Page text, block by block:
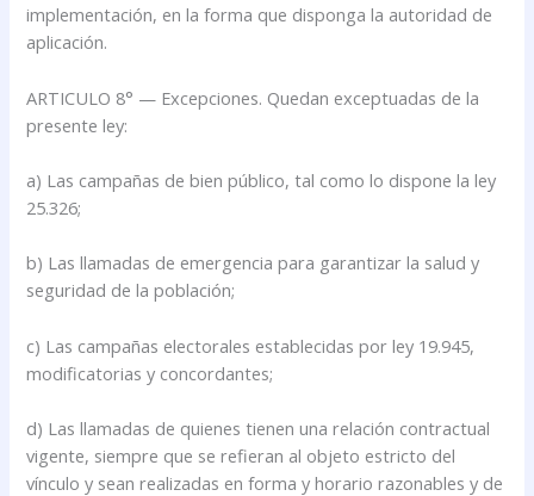
implementación, en la forma que disponga la autoridad de
aplicación.
ARTICULO 8° — Excepciones. Quedan exceptuadas de la
presente ley:
a) Las campañas de bien público, tal como lo dispone la ley
25.326;
b) Las llamadas de emergencia para garantizar la salud y
seguridad de la población;
c) Las campañas electorales establecidas por ley 19.945,
modificatorias y concordantes;
d) Las llamadas de quienes tienen una relación contractual
vigente, siempre que se refieran al objeto estricto del
vínculo y sean realizadas en forma y horario razonables y de